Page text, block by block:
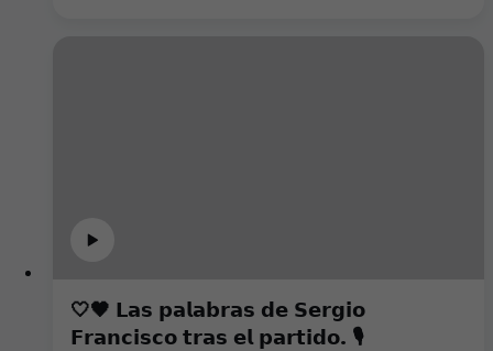
🤍🖤 𝗟𝗮𝘀 𝗽𝗮𝗹𝗮𝗯𝗿𝗮𝘀 𝗱𝗲 𝗦𝗲𝗿𝗴𝗶𝗼
𝗙𝗿𝗮𝗻𝗰𝗶𝘀𝗰𝗼 𝘁𝗿𝗮𝘀 𝗲𝗹 𝗽𝗮𝗿𝘁𝗶𝗱𝗼. 🎙️